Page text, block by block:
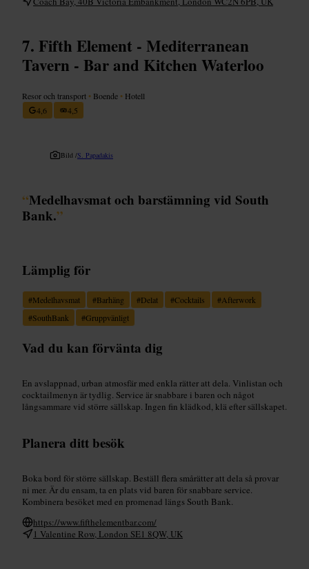
Fifth Element - Mediterranean
Tavern - Bar and Kitchen Waterloo
Resor och transport • Boende • Hotell
4,6
4,5
Bild /S. Papadakis
“Medelhavsmat och barstämning vid South
Bank.”
Lämplig för
#Medelhavsmat #Barhäng #Delat #Cocktails #Afterwork
#SouthBank #Gruppvänligt
Vad du kan förvänta dig
En avslappnad, urban atmosfär med enkla rätter att dela. Vinlistan och
cocktailmenyn är tydlig. Service är snabbare i baren och något
långsammare vid större sällskap. Ingen fin klädkod, klä efter sällskapet.
Planera ditt besök
Boka bord för större sällskap. Beställ flera smårätter att dela så provar
ni mer. Är du ensam, ta en plats vid baren för snabbare service.
Kombinera besöket med en promenad längs South Bank.
https://www.fifthelementbar.com/
1 Valentine Row, London SE1 8QW, UK